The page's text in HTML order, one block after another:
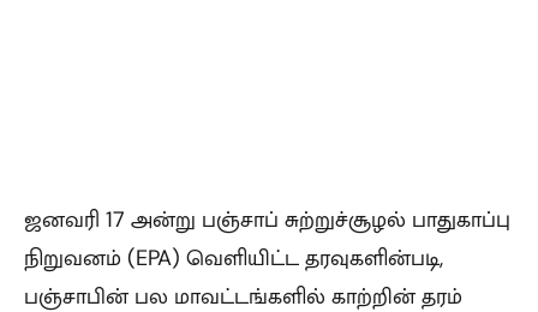
ஜனவரி 17 அன்று பஞ்சாப் சுற்றுச்சூழல் பாதுகாப்பு
நிறுவனம் (EPA) வெளியிட்ட தரவுகளின்படி,
பஞ்சாபின் பல மாவட்டங்களில் காற்றின் தரம்